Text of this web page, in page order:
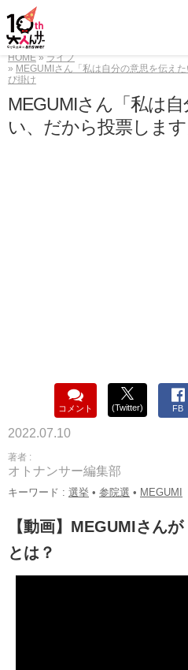
HOME
ライフ
MEGUMIさん「私は自分の意思を伝え
び掛け
MEGUMIさん「私は
い、だから投票しま
コメント (Twitter) FB
2022.07.10
著者 :
オトナンサー編集部
キーワード : 選挙 • 参院選 • MEGUMI
【動画】MEGUMIさん
とは？